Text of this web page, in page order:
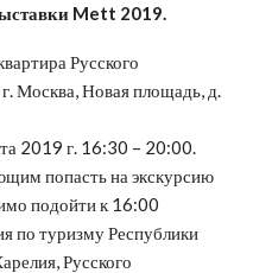
Mett 2019.
Русского
Москва, Новая площадь, д.
2019 г. 16:30 – 20:00.
попасть на экскурсию
подойти к 16:00
по туризму Республики
Русского